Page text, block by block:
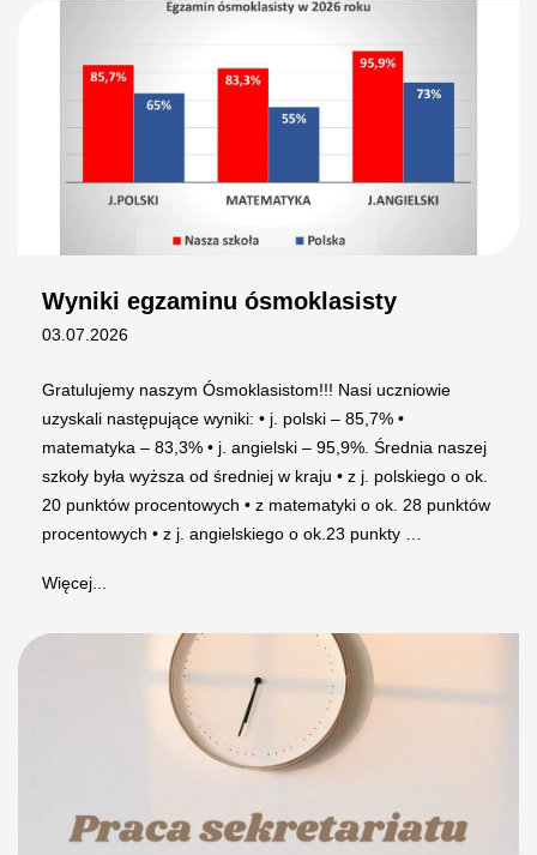
Wyniki egzaminu ósmoklasisty
03.07.2026
Gratulujemy naszym Ósmoklasistom!!! Nasi uczniowie
uzyskali następujące wyniki: • j. polski – 85,7% •
matematyka – 83,3% • j. angielski – 95,9%. Średnia naszej
szkoły była wyższa od średniej w kraju • z j. polskiego o ok.
20 punktów procentowych • z matematyki o ok. 28 punktów
procentowych • z j. angielskiego o ok.23 punkty …
Więcej...